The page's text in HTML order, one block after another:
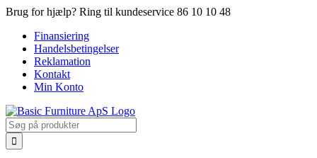
Skip
content
Brug for hjælp? Ring til kundeservice 86 10 10 48
Finansiering
Handelsbetingelser
Reklamation
Kontakt
Min Konto
Search
for: